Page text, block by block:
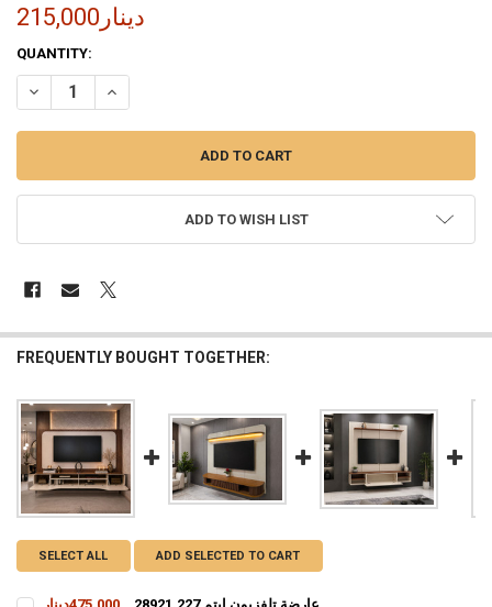
215,000دينار
CURRENT
STOCK:
QUANTITY:
ADD TO WISH LIST
FREQUENTLY BOUGHT TOGETHER:
SELECT ALL ADD SELECTED TO CART